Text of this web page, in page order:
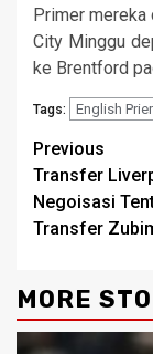
Primer mereka
City Minggu
ke Brentford
Tags: English
Previous
Transfer
Negoisasi
Transfer
MORE